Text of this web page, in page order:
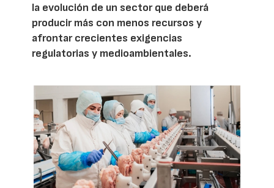
la evolución de un sector que deberá
producir más con menos recursos y
afrontar crecientes exigencias
regulatorias y medioambientales.